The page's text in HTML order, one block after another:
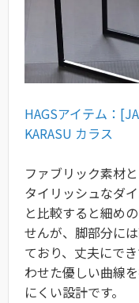
HAGSアイテム：
KARASU カラス
ファブリック素材
タイリッシュなダ
と比較すると細め
せんが、脚部分に
ており、丈夫にで
わせた優しい曲線
にくい設計です。